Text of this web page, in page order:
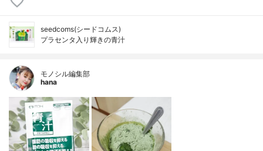
seedcoms(シードコムス)
プラセンタ入り輝きの青汁
モノシル編集部
hana